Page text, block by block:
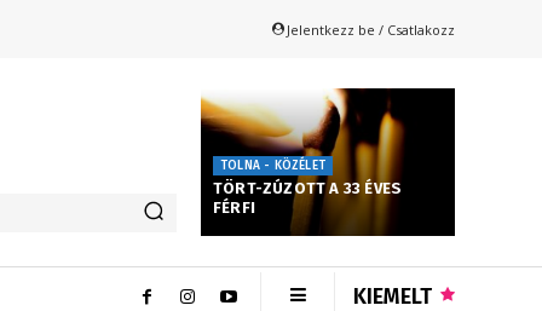
Jelentkezz be / Csatlakozz
TOLNA - KÖZÉLET
TÖRT-ZÚZOTT A 33 ÉVES
FÉRFI
KIEMELT